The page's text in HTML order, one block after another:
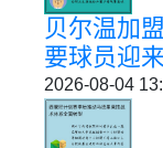
贝尔温加
要球员迎
2026-08-04